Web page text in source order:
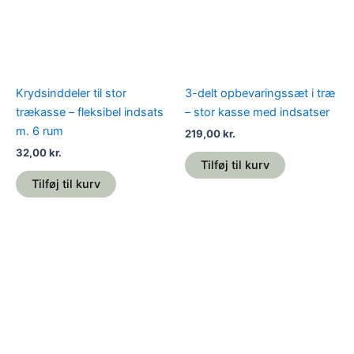
Krydsinddeler til stor
trækasse – fleksibel indsats
m. 6 rum
32,00kr.
Tilføj til kurv
3-delt opbevaringssæt i træ
– stor kasse med indsatser
219,00kr.
Tilføj til kurv